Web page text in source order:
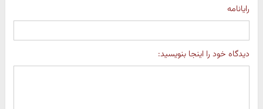
رایانامه
دیدگاه خود را اینجا بنویسید: